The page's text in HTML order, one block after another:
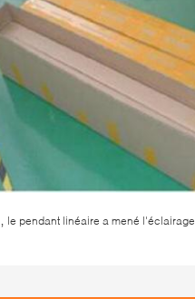
le pendant linéaire a mené l'éclairage